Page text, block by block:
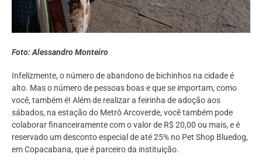
Foto: Alessandro Monteiro
Infelizmente, o número de abandono de bichinhos na cidade é
alto. Mas o número de pessoas boas e que se importam, como
você, também é! Além de realizar a feirinha de adoção aos
sábados, na estação do Metrô Arcoverde, você também pode
colaborar financeiramente com o valor de R$ 20,00 ou mais, e é
reservado um desconto especial de até 25% no Pet Shop Bluedog,
em Copacabana, que é parceiro da instituição.